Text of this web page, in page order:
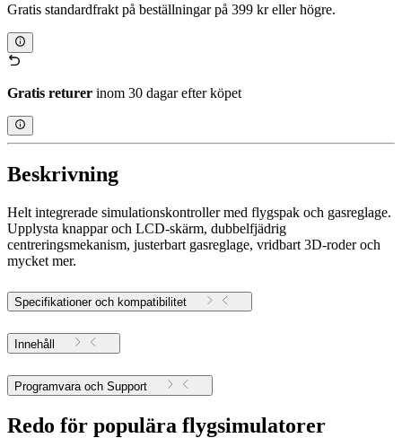
Gratis standardfrakt på beställningar på 399 kr eller högre.
Gratis returer inom 30 dagar efter köpet
Beskrivning
Helt integrerade simulationskontroller med flygspak och gasreglage.
Upplysta knappar och LCD-skärm, dubbelfjädrig
centreringsmekanism, justerbart gasreglage, vridbart 3D-roder och
mycket mer.
Specifikationer och kompatibilitet
Innehåll
Programvara och Support
Redo för populära flygsimulatorer